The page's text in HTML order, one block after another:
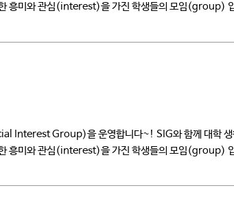
와 관심(interest)을 가진 학생들의 모임(group) 입
Interest Group)을 운영합니다~! SIG와 함께 대학
와 관심(interest)을 가진 학생들의 모임(group) 입